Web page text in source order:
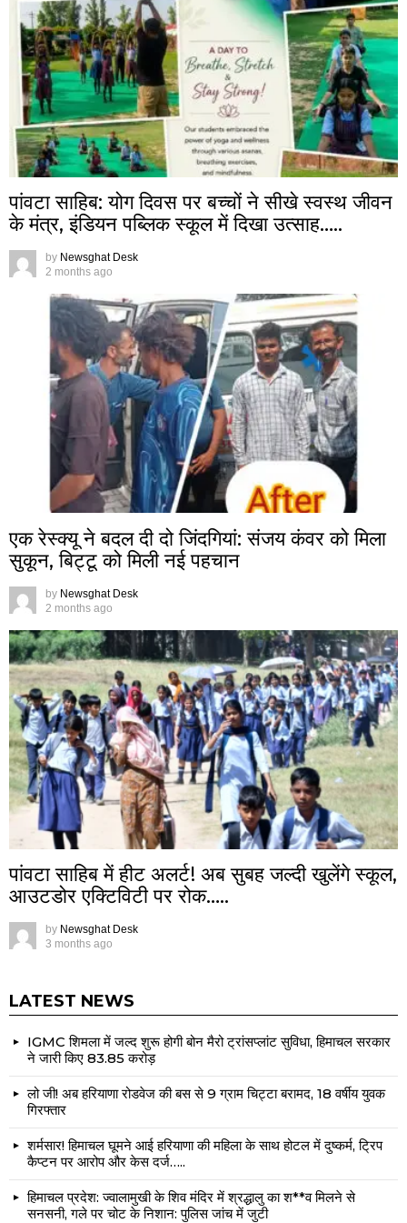
पांवटा साहिब: योग दिवस पर बच्चों ने सीखे स्वस्थ जीवन
के मंत्र, इंडियन पब्लिक स्कूल में दिखा उत्साह…..
by Newsghat Desk
2 months ago
एक रेस्क्यू ने बदल दी दो जिंदगियां: संजय कंवर को मिला
सुकून, बिट्टू को मिली नई पहचान
by Newsghat Desk
2 months ago
पांवटा साहिब में हीट अलर्ट! अब सुबह जल्दी खुलेंगे स्कूल,
आउटडोर एक्टिविटी पर रोक…..
by Newsghat Desk
3 months ago
LATEST NEWS
IGMC शिमला में जल्द शुरू होगी बोन मैरो ट्रांसप्लांट सुविधा, हिमाचल सरकार
ने जारी किए ₹83.85 करोड़
लो जी! अब हरियाणा रोडवेज की बस से 9 ग्राम चिट्टा बरामद, 18 वर्षीय युवक
गिरफ्तार
शर्मसार! हिमाचल घूमने आई हरियाणा की महिला के साथ होटल में दुष्कर्म, ट्रिप
कैप्टन पर आरोप और केस दर्ज…..
हिमाचल प्रदेश: ज्वालामुखी के शिव मंदिर में श्रद्धालु का श**व मिलने से
सनसनी, गले पर चोट के निशान: पुलिस जांच में जुटी